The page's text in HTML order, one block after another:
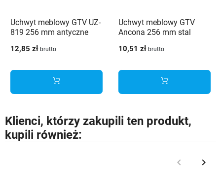
Uchwyt meblowy GTV UZ-
819 256 mm antyczne
12,85 zł brutto
Uchwyt meblowy GTV
Ancona 256 mm stal
10,51 zł brutto
Klienci, którzy zakupili ten produkt,
kupili również:
Poprzedni
keyboard_arrow_left keyboard_arrow_right